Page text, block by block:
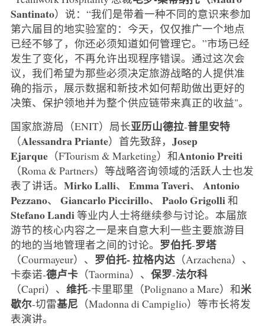
Santinato）说：“我们是带着一种不同的意识来参加
第六届目的地实验室的：今天，仅仅推广一个地点
已经不够了，你还必须知道如何管理它。”市场已经
发生了变化，不再允许出现程序错误。通过这次会
议，我们希望为那些必须决定旅游战略的人提供准
确的指示，展示数据和新技术如何帮助做出更好的
决策、保护领地并为整个供应链带来真正的收益"。
国家旅游局（ENIT）局长亚历山德拉-普里安特
（AlessandraPriante）首先致辞， Josep
Ejarque（FTourism & Marketing）和AntonioPreiti
（Roma & Partners）等战略咨询领域的活跃人士也发
表了讲话。 Mirko Lalli、 Emma Taveri、
Antonio
Pezzano、 Giancarlo Piccirillo、 Paolo Grigolli和
Stefano Landi等业内人士将继续参与讨论。本届旅
游节的核心内容之一是来自意大利一些主要旅游目
的地的当地管理者之间的讨论。 罗伯托-罗塔
（Courmayeur）、 罗伯托-拉格内达（Arzachena）、
卡泰诺-德卢卡（Taormina）、 保罗-法尔科
（Capri）、 维托-卡里耶里（Polignano a Mare）和米
歇尔-切雷基尼 （Madonna di Campiglio）等市长将发
表演讲。